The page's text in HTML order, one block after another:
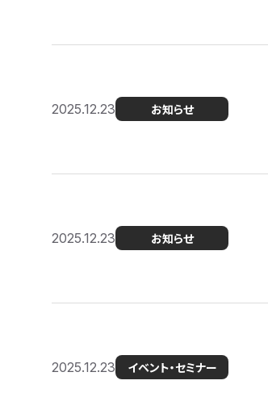
2025.12.23 お知らせ
2025.12.23 お知らせ
2025.12.23 イベント・セミナー